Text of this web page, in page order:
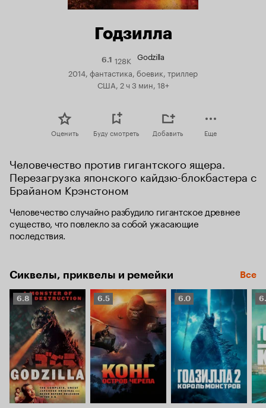
Годзилла
6.1Рейтинг
Кинопоиска
128K Godzilla
2014, фантастика, боевик, триллер
США, 2 ч 3 мин, 18+
Оценить Буду смотреть Добавить Еще
Человечество против гигантского ящера.
Перезагрузка японского кайдзю-блокбастера с
Брайаном Крэнстоном
Человечество случайно разбудило гигантское древнее
существо, что повлекло за собой ужасающие
последствия.
Сиквелы, приквелы и ремейки Все
Рейтинг
Кинопоиска
6.8
6.8
Рейтинг
Кинопоиска
6.5
6.5
Рейтинг
Кинопоиска
6.0
6.0